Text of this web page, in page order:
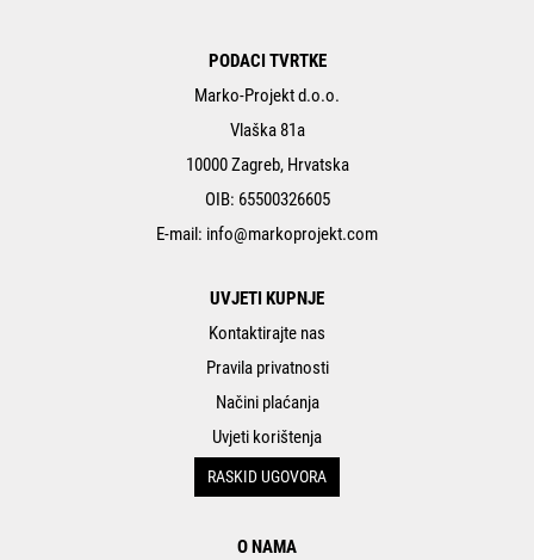
PODACI TVRTKE
Marko-Projekt d.o.o.
Vlaška 81a
10000 Zagreb, Hrvatska
OIB: 65500326605
E-mail: info@markoprojekt.com
UVJETI KUPNJE
Kontaktirajte nas
Pravila privatnosti
Načini plaćanja
Uvjeti korištenja
RASKID UGOVORA
O NAMA